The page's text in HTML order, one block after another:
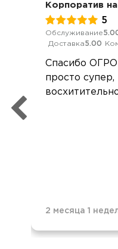
Корпоратив
5
Обслуживание
Доставка5.00
Спасибо
просто
2 месяца 1